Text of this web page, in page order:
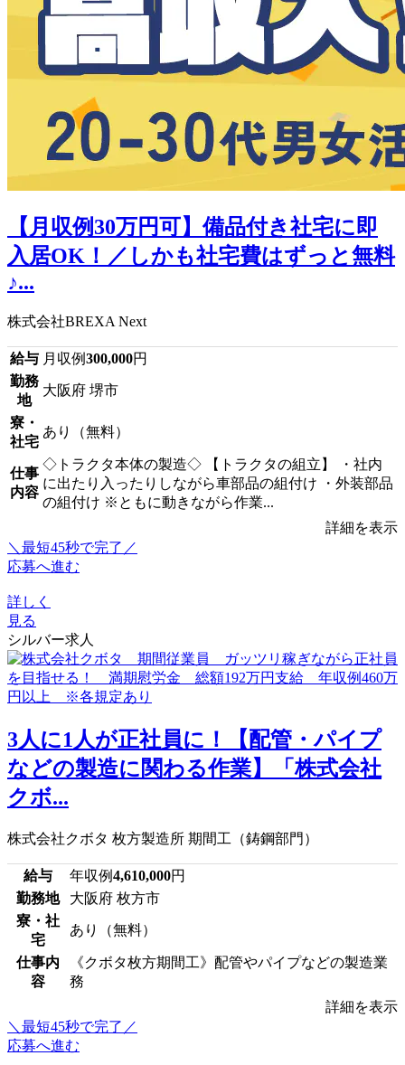
【月収例30万円可】備品付き社宅に即
入居OK！／しかも社宅費はずっと無料
♪...
株式会社BREXA Next
給与 月収例300,000円
勤務
地
大阪府 堺市
寮・
社宅
あり（無料）
仕事
内容
◇トラクタ本体の製造◇ 【トラクタの組立】 ・社内
に出たり入ったりしながら車部品の組付け ・外装部品
の組付け ※ともに動きながら作業...
詳細を表示
＼最短45秒で完了／
応募へ進む
詳しく
見る
シルバー求人
3人に1人が正社員に！【配管・パイプ
などの製造に関わる作業】「株式会社
クボ...
株式会社クボタ 枚方製造所 期間工（鋳鋼部門）
給与 年収例4,610,000円
勤務地
大阪府 枚方市
寮・社
宅
あり（無料）
仕事内
容
《クボタ枚方期間工》配管やパイプなどの製造業
務
詳細を表示
＼最短45秒で完了／
応募へ進む